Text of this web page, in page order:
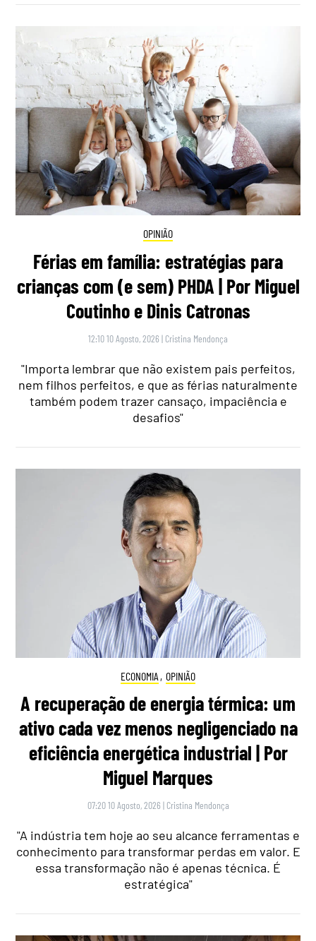
OPINIÃO
Férias em família: estratégias para
crianças com (e sem) PHDA | Por Miguel
Coutinho e Dinis Catronas
12:10 10 Agosto, 2026 | Cristina Mendonça
"Importa lembrar que não existem pais perfeitos,
nem filhos perfeitos, e que as férias naturalmente
também podem trazer cansaço, impaciência e
desafios"
ECONOMIA , OPINIÃO
A recuperação de energia térmica: um
ativo cada vez menos negligenciado na
eficiência energética industrial | Por
Miguel Marques
07:20 10 Agosto, 2026 | Cristina Mendonça
"A indústria tem hoje ao seu alcance ferramentas e
conhecimento para transformar perdas em valor. E
essa transformação não é apenas técnica. É
estratégica"